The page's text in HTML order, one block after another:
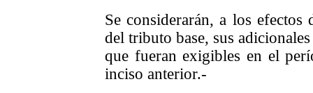
Se considerarán, a los efectos
del tributo base, sus
que fueran exigibles en el
inciso anterior.-